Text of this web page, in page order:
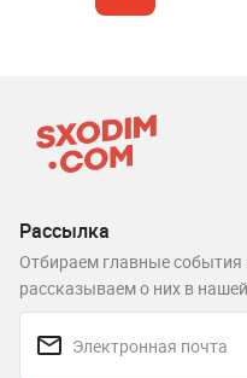
Рассылка
Отбираем главные события
рассказываем о них в